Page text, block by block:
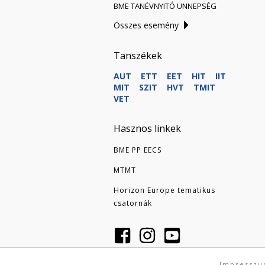
BME TANÉVNYITÓ ÜNNEPSÉG
Összes esemény
Tanszékek
AUT ETT EET HIT
IIT
MIT
SZIT HVT
TMIT
VET
Hasznos linkek
BME PP EECS
MTMT
Horizon Europe tematikus
csatornák